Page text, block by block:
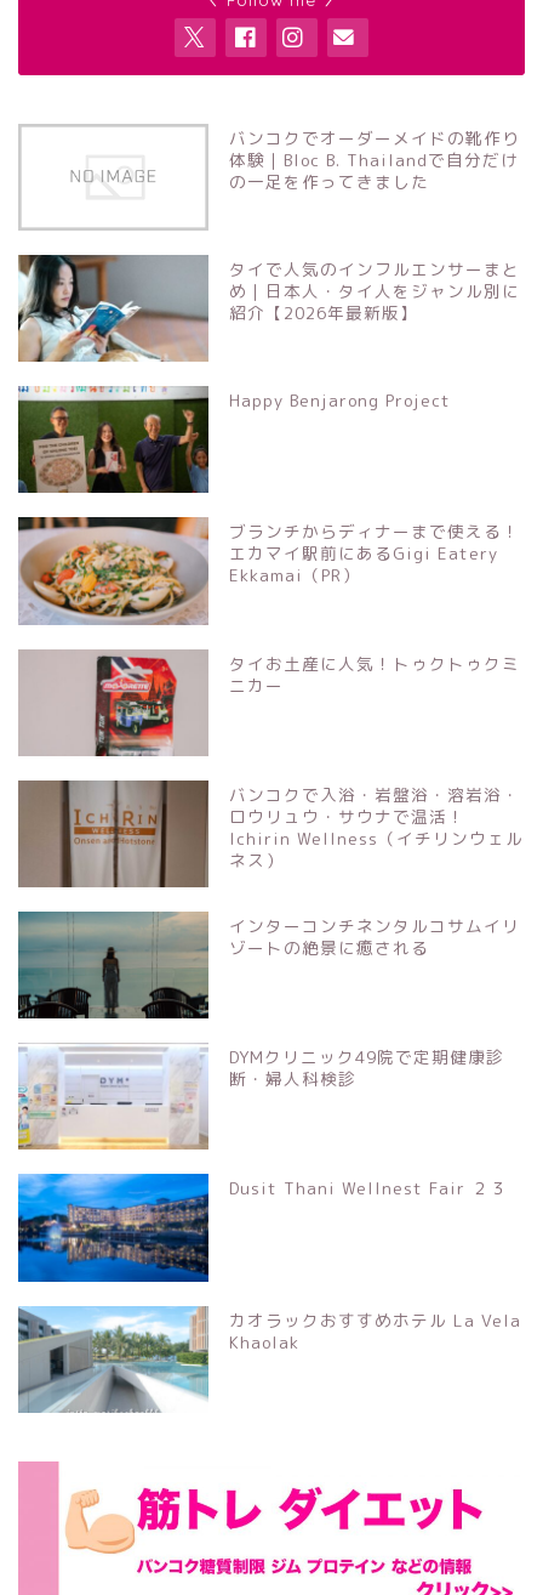
バンコクでオーダーメイドの靴作り
体験｜Bloc B. Thailandで自分だけ
の一足を作ってきました
タイで人気のインフルエンサーまと
め｜日本人・タイ人をジャンル別に
紹介【2026年最新版】
Happy Benjarong Project
ブランチからディナーまで使える！
エカマイ駅前にあるGigi Eatery
Ekkamai（PR）
タイお土産に人気！トゥクトゥクミ
ニカー
バンコクで入浴・岩盤浴・溶岩浴・
ロウリュウ・サウナで温活！
Ichirin Wellness（イチリンウェル
ネス）
インターコンチネンタルコサムイリ
ゾートの絶景に癒される
DYMクリニック49院で定期健康診
断・婦人科検診
Dusit Thani Wellnest Fair ２３
カオラックおすすめホテル La Vela
Khaolak